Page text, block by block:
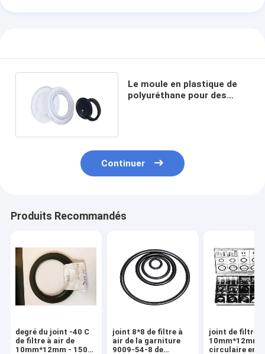
Le moule en plastique de
polyuréthane pour des
Continuer
Produits Recommandés
degré du joint -40 C
de filtre à air de
10mm*12mm - 150
joint 8*8 de filtre à
air de la garniture
9009-54-8 de
joint de filtre
circulaire en